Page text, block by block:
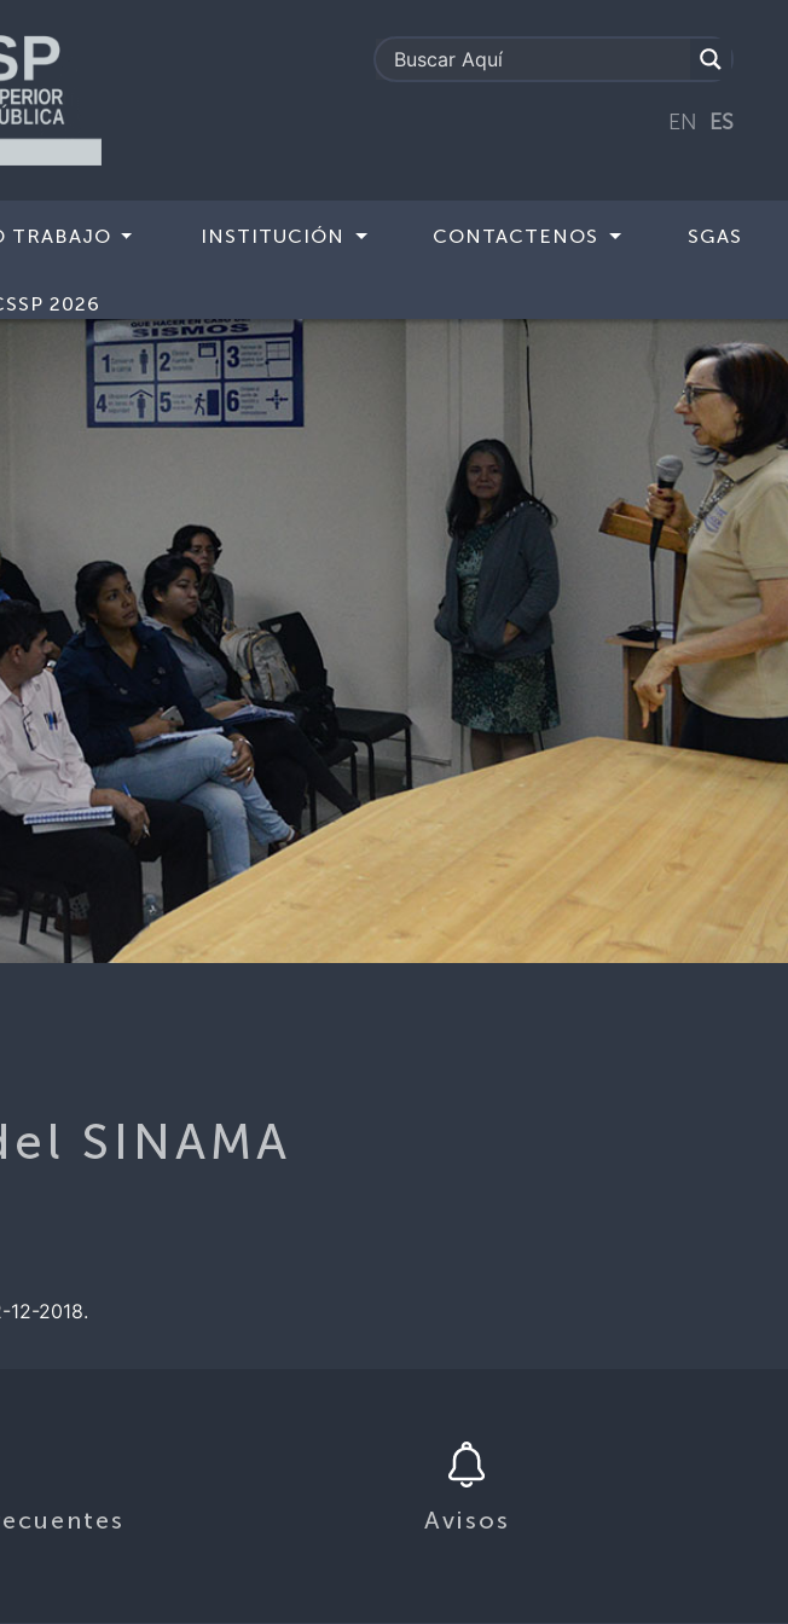
EN ES
TRABAJO INSTITUCIÓN CONTACTENOS SGAS
2026
SINAMA
12-2018.
Avisos